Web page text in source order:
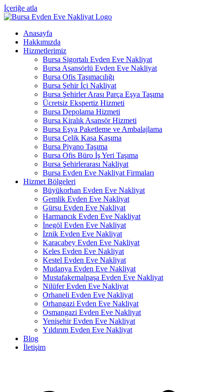
İçeriğe atla
Anasayfa
Hakkımızda
Hizmetlerimiz
Bursa Sigortalı Evden Eve Nakliyat
Bursa Asansörlü Evden Eve Nakliyat
Bursa Ofis Taşımacılığı
Bursa Şehir İçi Nakliyat
Bursa Şehirler Arası Parça Eşya Taşıma
Ücretsiz Ekspertiz Hizmeti
Bursa Depolama Hizmeti
Bursa Kiralık Asansör Hizmeti
Bursa Eşya Paketleme ve Ambalajlama
Bursa Çelik Kasa Kaşıma
Bursa Piyano Taşıma
Bursa Ofis Büro İş Yeri Taşıma
Bursa Şehirlerarası Nakliyat
Bursa Evden Eve Nakliyat Firmaları
Hizmet Bölgeleri
Büyükorhan Evden Eve Nakliyat
Gemlik Evden Eve Nakliyat
Gürsu Evden Eve Nakliyat
Harmancık Evden Eve Nakliyat
İnegöl Evden Eve Nakliyat
İznik Evden Eve Nakliyat
Karacabey Evden Eve Nakliyat
Keles Evden Eve Nakliyat
Kestel Evden Eve Nakliyat
Mudanya Evden Eve Nakliyat
Mustafakemalpaşa Evden Eve Nakliyat
Nilüfer Evden Eve Nakliyat
Orhaneli Evden Eve Nakliyat
Orhangazi Evden Eve Nakliyat
Osmangazi Evden Eve Nakliyat
Yenişehir Evden Eve Nakliyat
Yıldırım Evden Eve Nakliyat
Blog
İletişim